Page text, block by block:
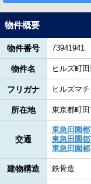
物件概要
物件番号 73941941
物件名 ヒルズ町
フリガナ ヒルズマ
所在地 東京都町
交通
東急田園
東急田園
東急田園
建物構造 鉄骨造